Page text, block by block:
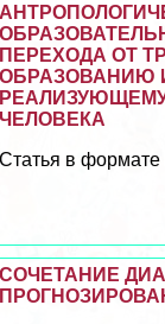
ПЕРЕХОДА ОТ
ОБРАЗОВАНИЮ
ЧЕЛОВЕКА
Статья в формате
СОЧЕТАНИЕ